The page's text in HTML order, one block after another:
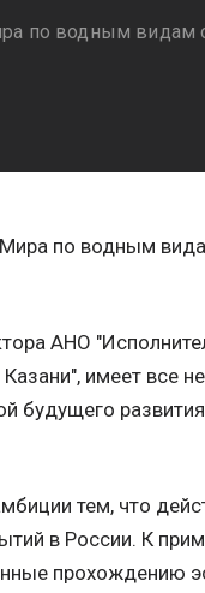
по водным видам
по водным
АНО
имеет все
будущего
тем, что
в России. К
прохождению